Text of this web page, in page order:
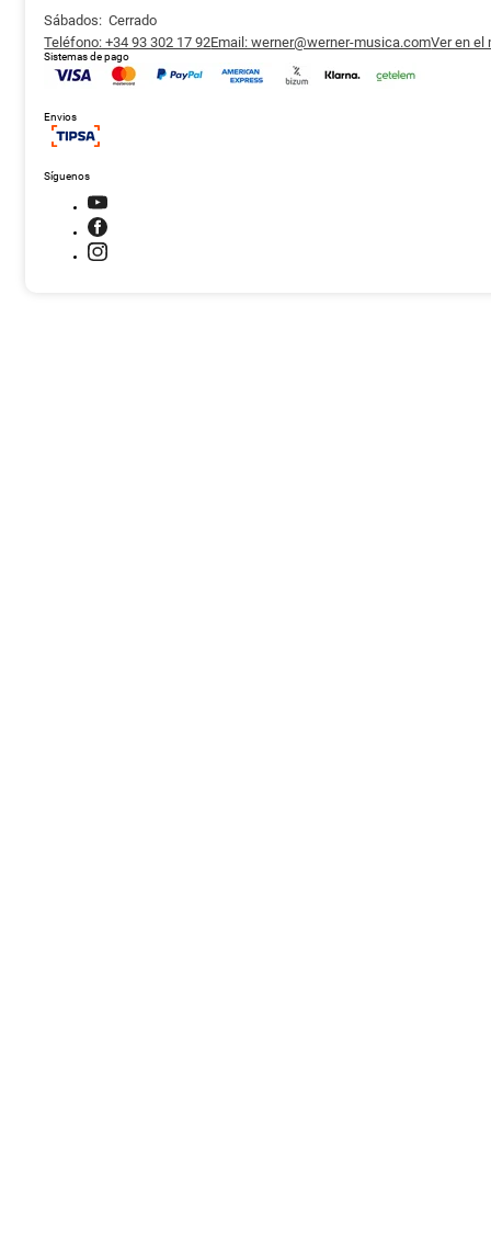
Sábados: Cerrado
Teléfono: +34 93 302 17 92Email: werner@werner-musica.comVer en el
Sistemas de pago
Envios
Síguenos